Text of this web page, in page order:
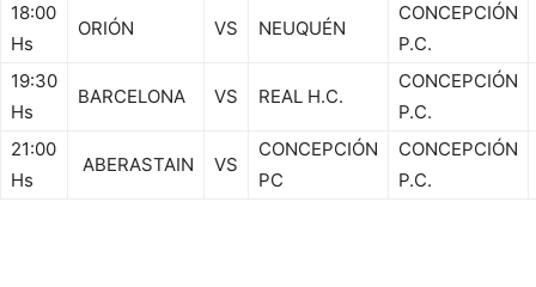
18:00
Hs
ORIÓN VS NEUQUÉN
CONCEPCIÓN
P.C.
19:30
Hs
BARCELONA VS REAL H.C.
CONCEPCIÓN
P.C.
21:00
Hs
ABERASTAIN VS
CONCEPCIÓN
PC
CONCEPCIÓN
P.C.